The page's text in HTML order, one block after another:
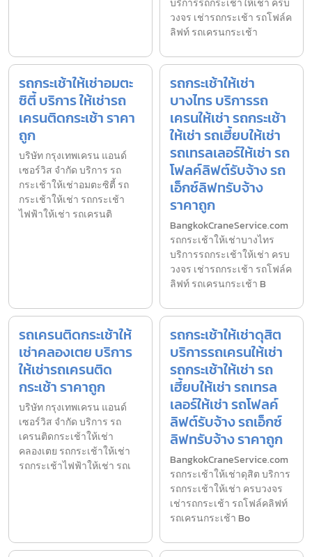
บริการรถกระเช้าให้เช่า ครบ
วงจร เช่ารถกระเช้า รถโฟล์ค
ลิฟท์ รถเครนกระเช้า
รถกระเช้าให้เช่าอมตะ
ซิตี้ บริการ ให้เช่ารถ
เครนติดกระเช้า ราคา
ถูก
บริษัท กรุงเทพเครน แอนด์
เซอร์วิส จำกัด บริการ รถ
กระเช้าให้เช่าอมตะซิตี้ รถ
กระเช้าให้เช่า รถกระเช้า
ไฟฟ้าให้เช่า รถเครนติ
รถกระเช้าให้เช่า
บางไทร บริการรถ
เครนให้เช่า รถกระเช้า
ให้เช่า รถเฮี้ยบให้เช่า
รถเทรลเลอร์ให้เช่า รถ
โฟลค์ลิฟต์รับจ้าง รถ
เอ็กซ์ลิฟทรับจ้าง
ราคาถูก
BangkokCraneService.com
รถกระเช้าให้เช่าบางไทร
บริการรถกระเช้าให้เช่า ครบ
วงจร เช่ารถกระเช้า รถโฟล์ค
ลิฟท์ รถเครนกระเช้า B
รถเครนติดกระเช้าให้
เช่าคลองเตย บริการ
ให้เช่ารถเครนติด
กระเช้า ราคาถูก
บริษัท กรุงเทพเครน แอนด์
เซอร์วิส จำกัด บริการ รถ
เครนติดกระเช้าให้เช่า
คลองเตย รถกระเช้าให้เช่า
รถกระเช้าไฟฟ้าให้เช่า รถเ
รถกระเช้าให้เช่าดุสิต
บริการรถเครนให้เช่า
รถกระเช้าให้เช่า รถ
เฮี้ยบให้เช่า รถเทรล
เลอร์ให้เช่า รถโฟลค์
ลิฟต์รับจ้าง รถเอ็กซ์
ลิฟทรับจ้าง ราคาถูก
BangkokCraneService.com
รถกระเช้าให้เช่าดุสิต บริการ
รถกระเช้าให้เช่า ครบวงจร
เช่ารถกระเช้า รถโฟล์คลิฟท์
รถเครนกระเช้า Bo